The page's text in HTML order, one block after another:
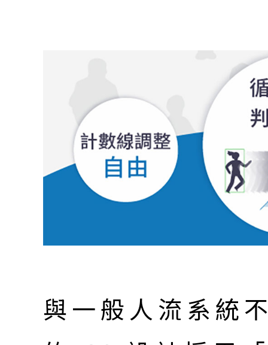
與一般人流系統